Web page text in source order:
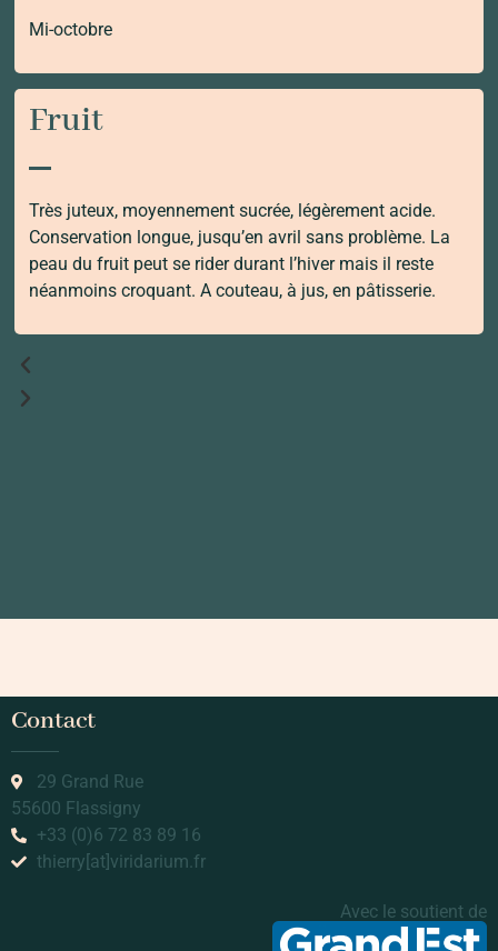
Mi-octobre
Fruit
Très juteux, moyennement sucrée, légèrement acide.
Conservation longue, jusqu’en avril sans problème. La
peau du fruit peut se rider durant l’hiver mais il reste
néanmoins croquant. A couteau, à jus, en pâtisserie.
Contact
29 Grand Rue
55600 Flassigny
+33 (0)6 72 83 89 16
thierry[at]viridarium.fr
Avec le soutient de